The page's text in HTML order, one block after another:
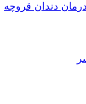
درمان دندان قروچه